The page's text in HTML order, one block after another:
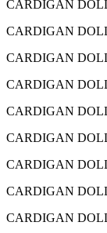
CARDIGAN
CARDIGAN
CARDIGAN
CARDIGAN
CARDIGAN
CARDIGAN
CARDIGAN
CARDIGAN
CARDIGAN